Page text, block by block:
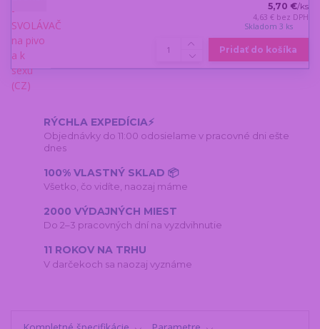
5,70 €/ks
4,63 € bez DPH
Skladom 3 ks
Pridať do košíka
RÝCHLA EXPEDÍCIA⚡
Objednávky do 11:00 odosielame v pracovné dni ešte
dnes
100% VLASTNÝ SKLAD 📦
Všetko, čo vidíte, naozaj máme
2000 VÝDAJNÝCH MIEST
Do 2–3 pracovných dní na vyzdvihnutie
11 ROKOV NA TRHU
V darčekoch sa naozaj vyznáme